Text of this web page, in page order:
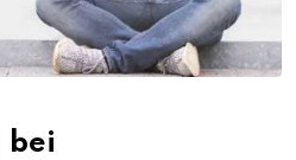
bei